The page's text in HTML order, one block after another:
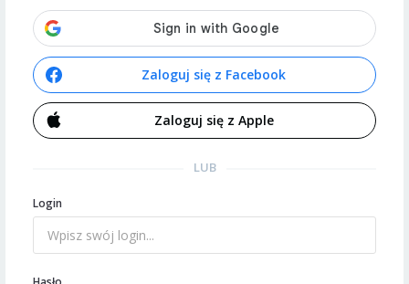
Zaloguj się z Facebook
Zaloguj się z Apple
LUB
Login